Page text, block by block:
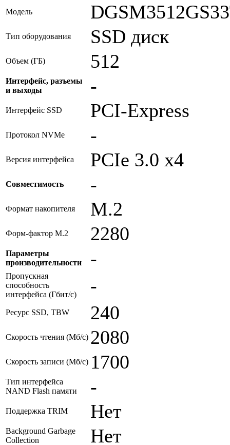
Модель
Тип оборудования SSD диск
Объем (ГБ) 512
Интерфейс, разъемы
и выходы
-
Интерфейс SSD PCI-Express
Протокол NVMe -
Версия интерфейса PCIe 3.0 x4
Совместимость -
Формат накопителя M.2
Форм-фактор M.2 2280
Параметры
производительности
-
Пропускная
способность
интерфейса (Гбит/с)
-
Ресурс SSD, TBW 240
Скорость чтения (Мб/с) 2080
Скорость записи (Мб/с) 1700
Тип интерфейса
NAND Flash памяти
-
Поддержка TRIM Нет
Background Garbage
Collection
Нет